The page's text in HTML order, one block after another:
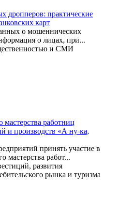
дропперов: практические
карт
о мошеннических
о лицах, при...
и СМИ
мастерства работниц
и производств «А ну-ка,
принять участие в
мастерства работ...
развития
рынка и туризма